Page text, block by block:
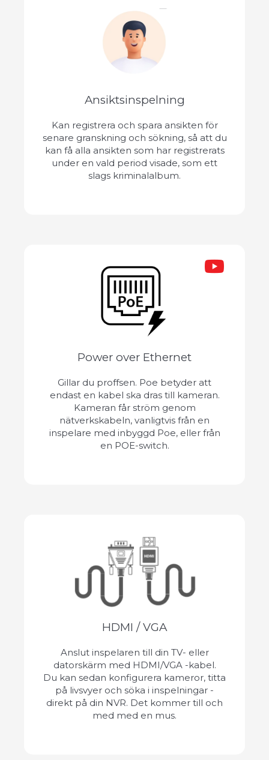
Ansiktsinspelning
Kan registrera och spara ansikten för
senare granskning och sökning, så att du
kan få alla ansikten som har registrerats
under en vald period visade, som ett
slags kriminalalbum.
Power over Ethernet
Gillar du proffsen. Poe betyder att
endast en kabel ska dras till kameran.
Kameran får ström genom
nätverkskabeln, vanligtvis från en
inspelare med inbyggd Poe, eller från
en POE-switch.
HDMI / VGA
Anslut inspelaren till din TV- eller
datorskärm med HDMI/VGA -kabel.
Du kan sedan konfigurera kameror, titta
på livsvyer och söka i inspelningar -
direkt på din NVR. Det kommer till och
med med en mus.